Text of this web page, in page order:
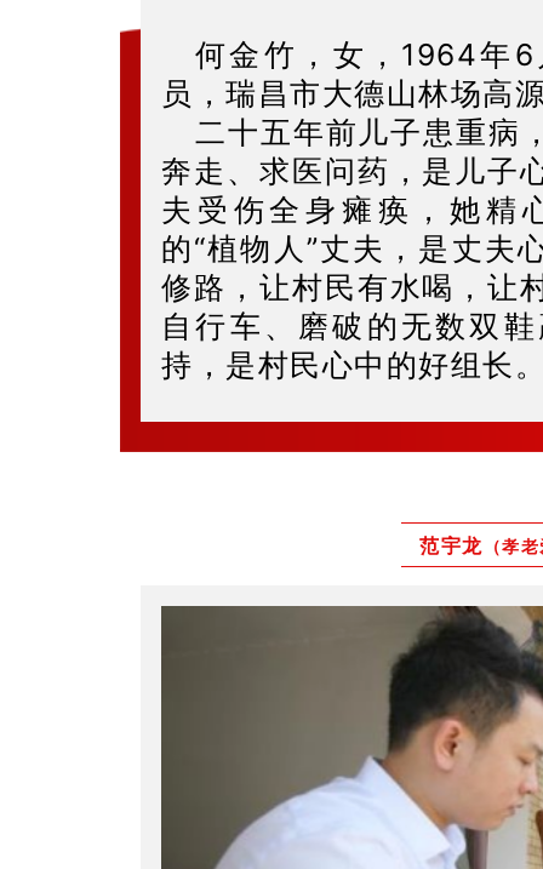
何金竹，女，1964年
员，瑞昌市大德山林场高
二十五年前儿子患重病
奔走、求医问药，是儿子
夫受伤全身瘫痪，她精
的“植物人”丈夫，是丈夫
修路，让村民有水喝，让
自行车、磨破的无数双
持，是村民心中的好组长
范宇龙 （孝